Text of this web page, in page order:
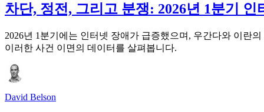
차단, 정전, 그리고 분쟁: 2026년 1분기 인
2026년 1분기에는 인터넷 장애가 급증했으며, 우간다와 이란
이러한 사건 이면의 데이터를 살펴봅니다.
David Belson